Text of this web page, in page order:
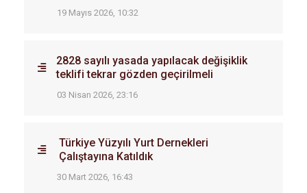
19 Mayıs 2026, 10:32
2828 sayılı yasada yapılacak değişiklik
teklifi tekrar gözden geçirilmeli
03 Nisan 2026, 23:16
Türkiye Yüzyılı Yurt Dernekleri
Çalıştayına Katıldık
30 Mart 2026, 16:43